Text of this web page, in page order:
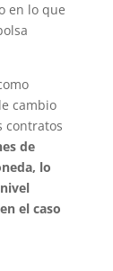
en lo que
cambio
contratos
de
lo
el caso